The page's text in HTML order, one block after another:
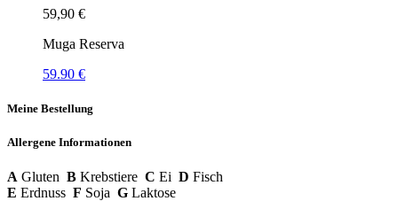
59,90 €
Muga Reserva
59.90 €
Meine Bestellung
Allergene Informationen
A Gluten B Krebstiere C Ei D Fisch
E Erdnuss F Soja G Laktose